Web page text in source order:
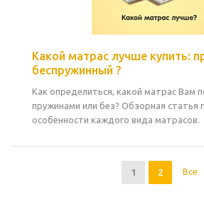
Какой матрас лучше купить:
беспружинный ?
Как определиться, какой матрас Вам
пружинами или без? Обзорная статья
особенности каждого вида матрасов.
1 2 Все